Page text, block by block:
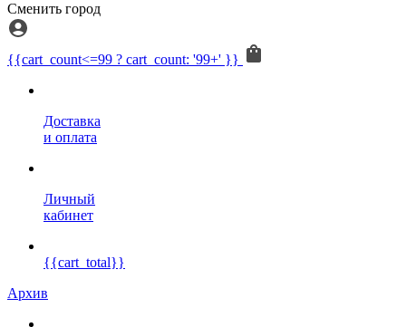
Сменить город
{{cart_count<=99 ? cart_count: '99+' }}
Доставка
и оплата
Личный
кабинет
{{cart_total}}
Архив